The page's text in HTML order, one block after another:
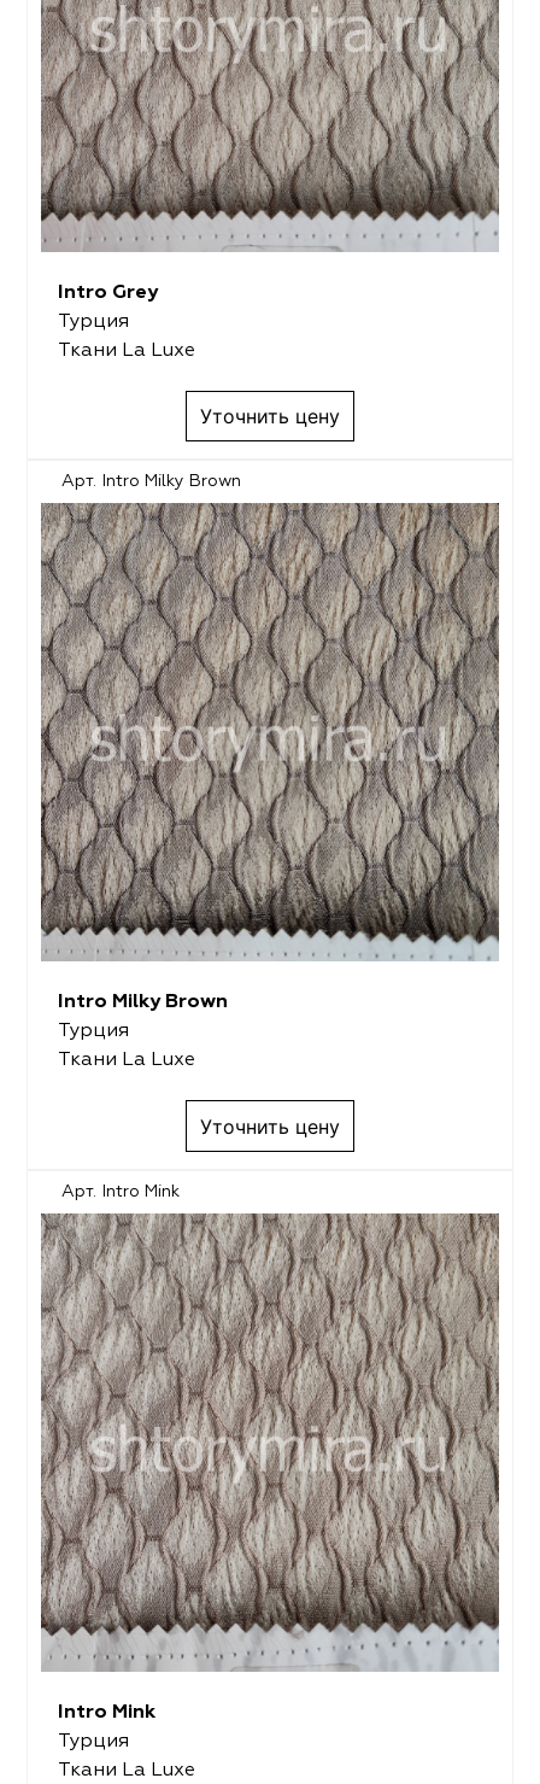
Intro Grey
Турция
Ткани La Luxe
Уточнить цену
Арт. Intro Milky Brown
Intro Milky Brown
Турция
Ткани La Luxe
Уточнить цену
Арт. Intro Mink
Intro Mink
Турция
Ткани La Luxe